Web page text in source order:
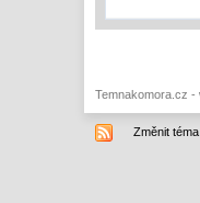
Temnakomora.cz -
Změnit téma